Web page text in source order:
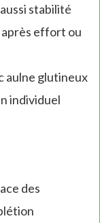
stabilité
effort ou
aulne glutineux
individuel
des